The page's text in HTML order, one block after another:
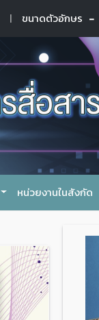
| ขนาดตัวอักษร -
หน่วยงานในสังกัด